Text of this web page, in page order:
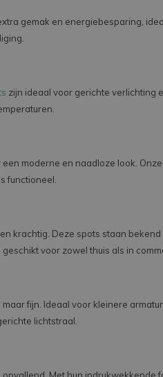
gemak en energiebesparing,
zijn ideaal voor gerichte verlichting
moderne en naadloze look.
functioneel.
krachtig. Deze spots staan bekend
voor zowel thuis als in
maar fijn. Ideaal voor kleinere
lichtstraal.